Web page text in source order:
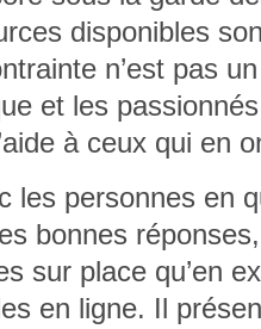
disponibles
n’est pas
et les
à ceux qui en
les personnes en
bonnes
sur place qu’en
en ligne. Il